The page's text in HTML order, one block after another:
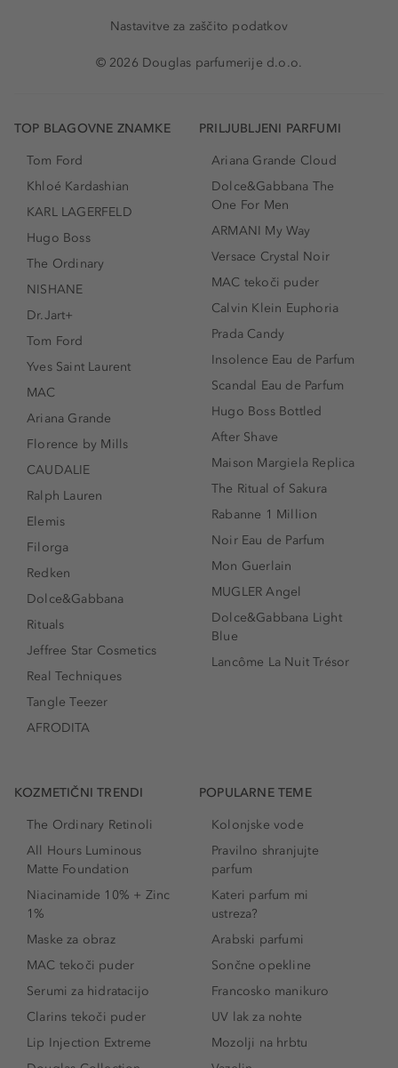
Nastavitve za zaščito podatkov
© 2026 Douglas parfumerije d.o.o.
TOP BLAGOVNE ZNAMKE
Tom Ford
Khloé Kardashian
KARL LAGERFELD
Hugo Boss
The Ordinary
NISHANE
Dr.Jart+
Tom Ford
Yves Saint Laurent
MAC
Ariana Grande
Florence by Mills
CAUDALIE
Ralph Lauren
Elemis
Filorga
Redken
Dolce&Gabbana
Rituals
Jeffree Star Cosmetics
Real Techniques
Tangle Teezer
AFRODITA
PRILJUBLJENI PARFUMI
Ariana Grande Cloud
Dolce&Gabbana The
One For Men
ARMANI My Way
Versace Crystal Noir
MAC tekoči puder
Calvin Klein Euphoria
Prada Candy
Insolence Eau de Parfum
Scandal Eau de Parfum
Hugo Boss Bottled
After Shave
Maison Margiela Replica
The Ritual of Sakura
Rabanne 1 Million
Noir Eau de Parfum
Mon Guerlain
MUGLER Angel
Dolce&Gabbana Light
Blue
Lancôme La Nuit Trésor
KOZMETIČNI TRENDI
The Ordinary Retinoli
All Hours Luminous
Matte Foundation
Niacinamide 10% + Zinc
1%
Maske za obraz
MAC tekoči puder
Serumi za hidratacijo
Clarins tekoči puder
Lip Injection Extreme
POPULARNE TEME
Kolonjske vode
Pravilno shranjujte
parfum
Kateri parfum mi
ustreza?
Arabski parfumi
Sončne opekline
Francosko manikuro
UV lak za nohte
Mozolji na hrbtu